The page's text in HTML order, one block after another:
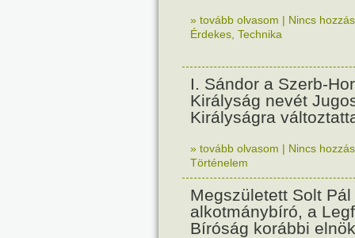
» tovább olvasom | Nincs
Érdekes Technika
I. Sándor a Szerb-
Királyság nevét
Királyságra
» tovább olvasom | Nincs
Történelem
Megszületett Solt
alkotmánybíró, a
Bíróság korábbi